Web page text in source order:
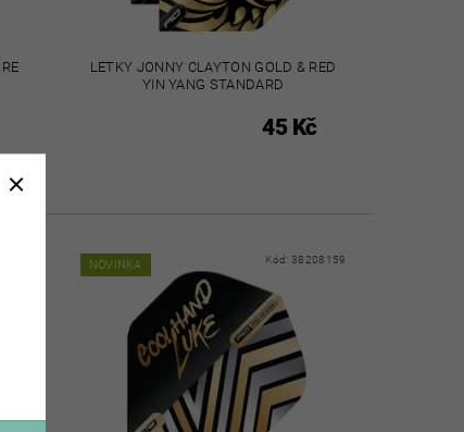
LETKY JONNY CLAYTON GOLD & RED
YIN YANG STANDARD
45 Kč
NOVINKA Kód:38208159